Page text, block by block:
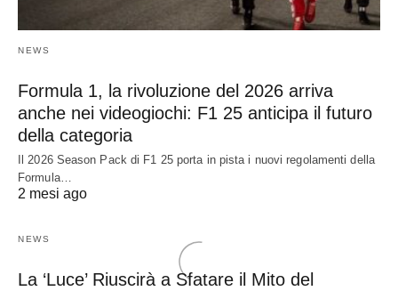
NEWS
Formula 1, la rivoluzione del 2026 arriva
anche nei videogiochi: F1 25 anticipa il futuro
della categoria
Il 2026 Season Pack di F1 25 porta in pista i nuovi regolamenti della
Formula…
2 mesi ago
NEWS
La ‘Luce’ Riuscirà a Sfatare il Mito del